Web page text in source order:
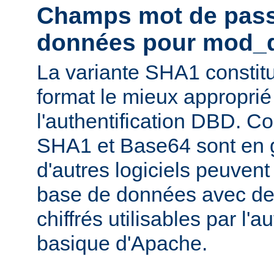
Champs mot de
données pour
La variante SHA1
format le mieux
l'authentification DBD.
SHA1 et Base64 sont en
d'autres logiciels
base de données avec
chiffrés utilisables par
basique d'Apache.